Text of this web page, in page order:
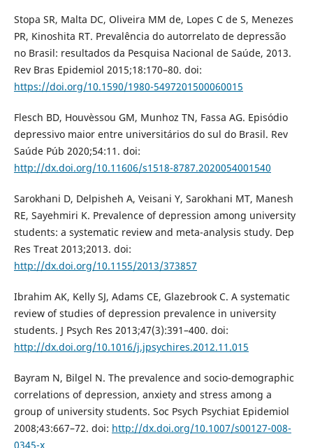
Stopa SR, Malta DC, Oliveira MM de, Lopes C de S, Menezes
PR, Kinoshita RT. Prevalência do autorrelato de depressão
no Brasil: resultados da Pesquisa Nacional de Saúde, 2013.
Rev Bras Epidemiol 2015;18:170–80. doi:
https://doi.org/10.1590/1980-5497201500060015
Flesch BD, Houvèssou GM, Munhoz TN, Fassa AG. Episódio
depressivo maior entre universitários do sul do Brasil. Rev
Saúde Púb 2020;54:11. doi:
http://dx.doi.org/10.11606/s1518-8787.2020054001540
Sarokhani D, Delpisheh A, Veisani Y, Sarokhani MT, Manesh
RE, Sayehmiri K. Prevalence of depression among university
students: a systematic review and meta-analysis study. Dep
Res Treat 2013;2013. doi:
http://dx.doi.org/10.1155/2013/373857
Ibrahim AK, Kelly SJ, Adams CE, Glazebrook C. A systematic
review of studies of depression prevalence in university
students. J Psych Res 2013;47(3):391–400. doi:
http://dx.doi.org/10.1016/j.jpsychires.2012.11.015
Bayram N, Bilgel N. The prevalence and socio-demographic
correlations of depression, anxiety and stress among a
group of university students. Soc Psych Psychiat Epidemiol
2008;43:667–72. doi: http://dx.doi.org/10.1007/s00127-008-
0345-x